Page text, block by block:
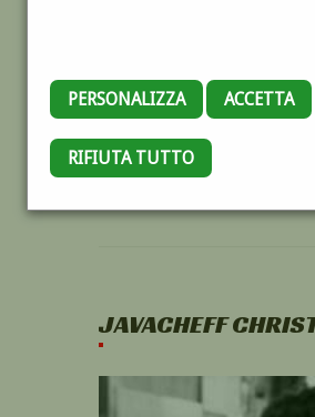
PERSONALIZZA ACCETTA
RIFIUTA TUTTO
JAVACHEFF